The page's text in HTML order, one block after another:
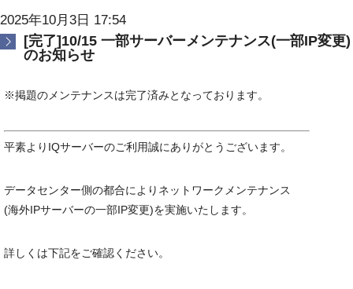
2025年10月3日 17:54
[完了]10/15 一部サーバーメンテナンス(一部IP変更)
のお知らせ
※掲題のメンテナンスは完了済みとなっております。
平素よりIQサーバーのご利用誠にありがとうございます。
データセンター側の都合によりネットワークメンテナンス
(海外IPサーバーの一部IP変更)を実施いたします。
詳しくは下記をご確認ください。